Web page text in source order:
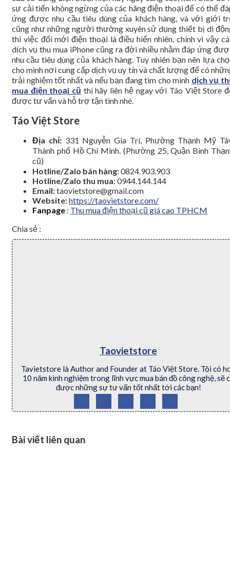
sự cải tiến không ngừng của các hãng điện thoại để có thể
ứng được nhu cầu tiêu dùng của khách hàng, và với giới
cũng như những người thường xuyên sử dụng thiết bị di
thì việc đổi mới điện thoại là điều hiển nhiên, chính vì vậy
dịch vụ thu mua iPhone cũng ra đời nhiều nhằm đáp ứng
nhu cầu tiêu dùng của khách hàng. Tuy nhiên bạn nên lựa
cho mình nơi cung cấp dịch vụ uy tín và chất lượng để có
trải nghiệm tốt nhất và nếu bạn đang tìm cho mình dịch vụ
mua điện thoại cũ thì hãy liên hệ ngay với Táo Việt Store
được tư vấn và hỗ trợ tận tình nhé.
Táo Việt Store
Địa chỉ:331 Nguyễn Gia Trí, Phường Thạnh Mỹ
Thành phố Hồ Chí Minh. (Phường 25, Quận Bình
cũ)
Hotline/Zalo bán hàng:0824.903.903
Hotline/Zalo thu mua:0944.144.144
Email:taovietstore@gmail.com
Website:https://taovietstore.com/
Fanpage : Thu mua điện thoại cũ giá cao TPHCM
Chia sẻ :
Taovietstore
Tavietstore là Author and Founder at Táo Việt Store. Tôi có
10 năm kinh nghiệm trong lĩnh vực mua bán đồ công nghệ, sẽ
được những sự tư vấn tốt nhất tới các bạn!
Bài viết liên quan